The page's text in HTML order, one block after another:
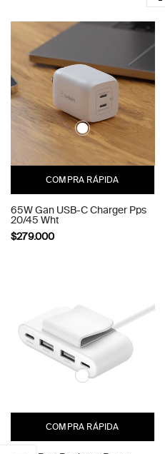
COMPRA RÁPIDA
65W Gan USB-C Charger Pps
20/45 Wht
$279.000
COMPRA RÁPIDA